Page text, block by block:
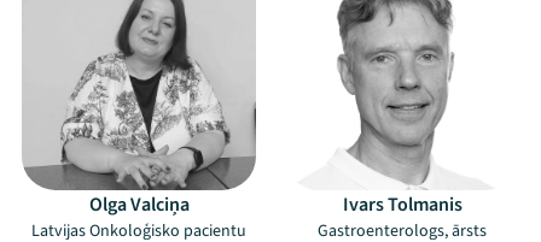
Olga Valciņa
Latvijas Onkoloģisko pacientu
Ivars Tolmanis
Gastroenterologs, ārsts